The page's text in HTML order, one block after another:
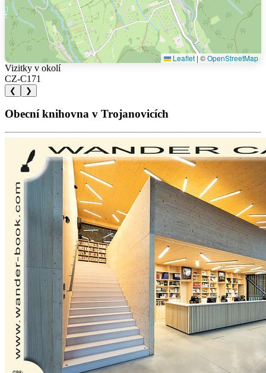
Leaflet | ©OpenStreetMap
Vizitky v okolí
CZ-C171
❮ ❯
Obecní knihovna v Trojanovicích